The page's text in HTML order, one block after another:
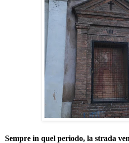
Sempre in quel periodo, la strada